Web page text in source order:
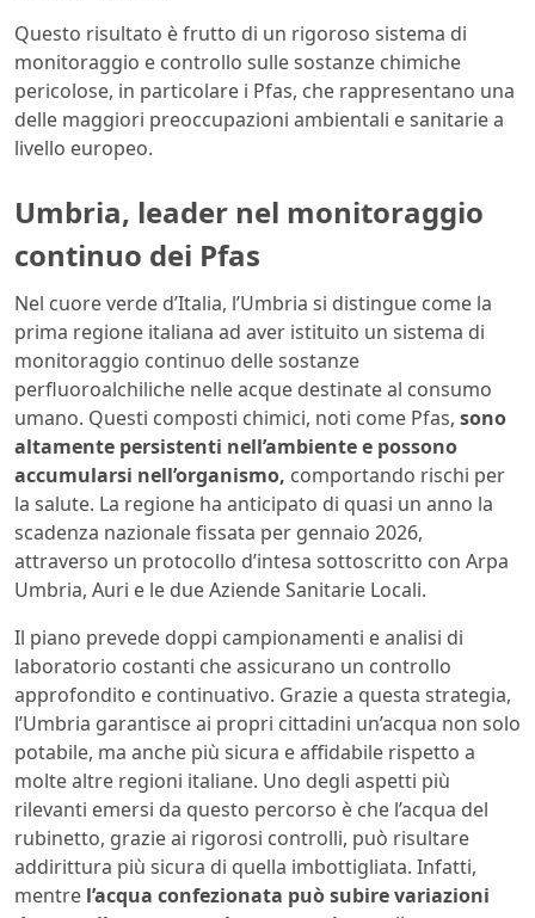
Questo risultato è frutto di un rigoroso sistema di
monitoraggio e controllo sulle sostanze chimiche
pericolose, in particolare i Pfas, che rappresentano una
delle maggiori preoccupazioni ambientali e sanitarie a
livello europeo.
Umbria, leader nel monitoraggio
continuo dei Pfas
Nel cuore verde d’Italia, l’Umbria si distingue come la
prima regione italiana ad aver istituito un sistema di
monitoraggio continuo delle sostanze
perfluoroalchiliche nelle acque destinate al consumo
umano. Questi composti chimici, noti come Pfas, sono
altamente persistenti nell’ambiente e possono
accumularsi nell’organismo, comportando rischi per
la salute. La regione ha anticipato di quasi un anno la
scadenza nazionale fissata per gennaio 2026,
attraverso un protocollo d’intesa sottoscritto con Arpa
Umbria, Auri e le due Aziende Sanitarie Locali.
Il piano prevede doppi campionamenti e analisi di
laboratorio costanti che assicurano un controllo
approfondito e continuativo. Grazie a questa strategia,
l’Umbria garantisce ai propri cittadini un’acqua non solo
potabile, ma anche più sicura e affidabile rispetto a
molte altre regioni italiane. Uno degli aspetti più
rilevanti emersi da questo percorso è che l’acqua del
rubinetto, grazie ai rigorosi controlli, può risultare
addirittura più sicura di quella imbottigliata. Infatti,
mentre l’acqua confezionata può subire variazioni